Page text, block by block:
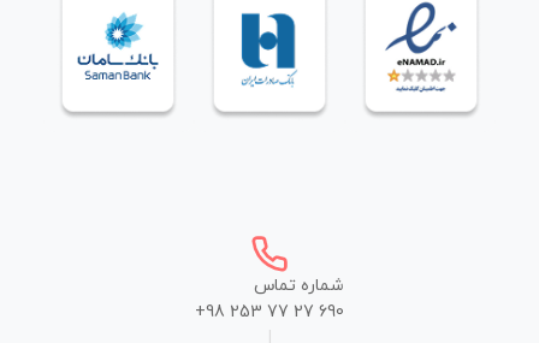
شماره تماس
+98 253 77 27 690